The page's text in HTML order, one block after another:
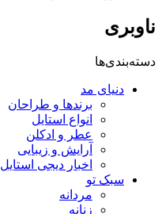
ناوبری
دسته‌بندی‌ها
دنیای مد
برندها و طراحان
انواع استایل
عطر و ادکلن
آرایش و زیبایی
اخبار دیجی استایل
سبک تو
مردانه
زنانه